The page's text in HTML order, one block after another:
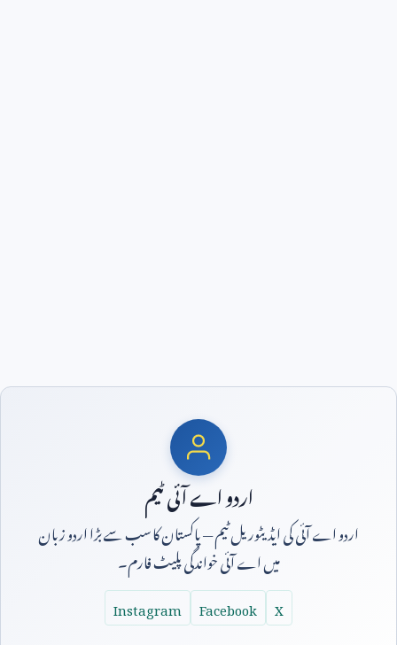
اردو اے آئی ٹیم
اردو اے آئی کی ایڈیٹوریل ٹیم — پاکستان کا سب سے بڑا اردو زبان
میں اے آئی خواندگی پلیٹ فارم۔
X
Facebook
Instagram